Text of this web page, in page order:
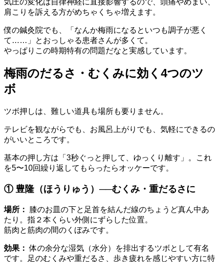
肩こりを訴える方がめちゃくちゃ増えます。
僕の鍼灸院でも、「なんか梅雨になるといつも調子が悪く
て……」とおっしゃる患者さんが多くて。
やっぱりこの時期特有の問題だなと実感しています。
梅雨のだるさ・むくみに効く4つのツ
ボ
ツボ押しは、難しい道具も場所も要りません。
テレビを観ながらでも、お風呂上がりでも、気軽にできるの
がいいところです。
基本の押し方は「3秒ぐっと押して、ゆっくり離す」。これ
を5〜10回繰り返してもらったらオッケーです。
① 豊隆（ほうりゅう）──むくみ・重だるさに
場所：
膝のお皿の下と足首を結んだ線のちょうど真ん中あ
たり。指２本くらい外側にずらした位置。
筋肉と筋肉の間のくぼみです。
効果： 体の余分な湿気（水分）を排出するツボとして有名
です。足のむくみや重だるさ、歩き疲れを感じやすい方に特